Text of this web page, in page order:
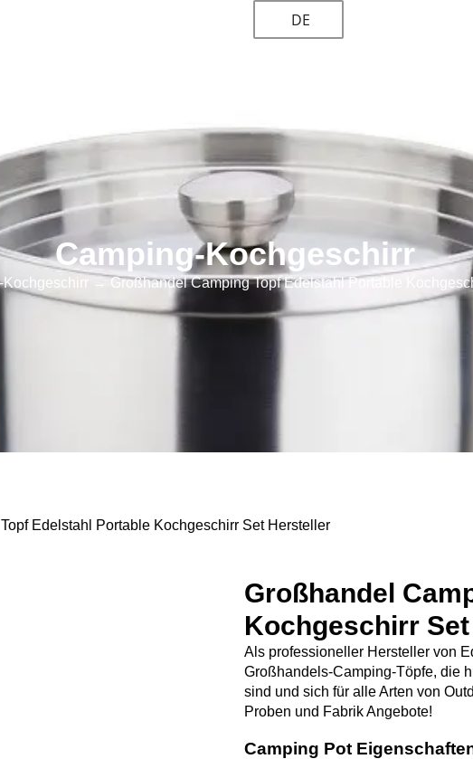
DE
Camping-Kochgeschirr
Kochgeschirr→ Großhandel Camping Topf Edelstahl Portable
Edelstahl Portable Kochgeschirr Set Hersteller
Großhandel
Kochgeschirr
Als professioneller Hersteller von
Großhandels-Camping-Töpfe, die
sind und sich für alle Arten von
Proben und Fabrik Angebote!
Camping Pot